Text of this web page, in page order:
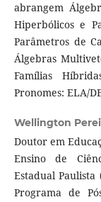
abrangem
Hiperbólicos e
Parâmetros de
Álgebras
Famílias
Pronomes: ELA/
Wellington
Doutor em
Ensino de
Estadual Paulista
Programa de